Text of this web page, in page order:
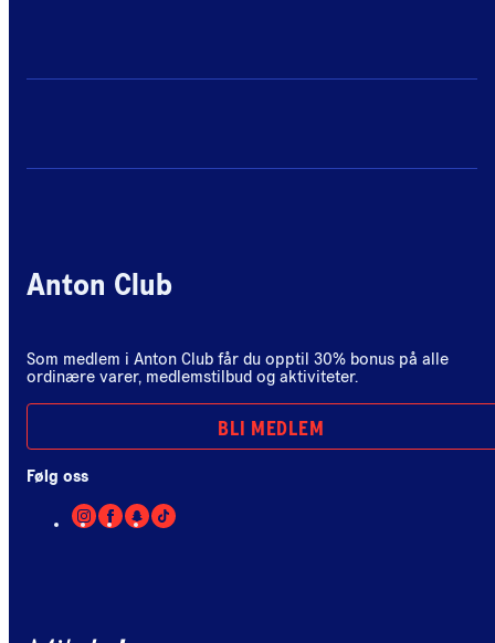
Anton Club
Som medlem i Anton Club får du opptil 30% bonus på alle
ordinære varer, medlemstilbud og aktiviteter.
BLI MEDLEM
Følg oss